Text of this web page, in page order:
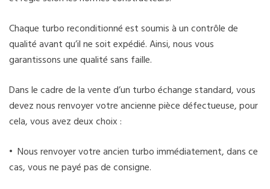
Chaque turbo reconditionné est soumis à un contrôle de
qualité avant qu’il ne soit expédié. Ainsi, nous vous
garantissons une qualité sans faille.
Dans le cadre de la vente d’un turbo échange standard, vous
devez nous renvoyer votre ancienne pièce défectueuse, pour
cela, vous avez deux choix :
• Nous renvoyer votre ancien turbo immédiatement, dans ce
cas, vous ne payé pas de consigne.